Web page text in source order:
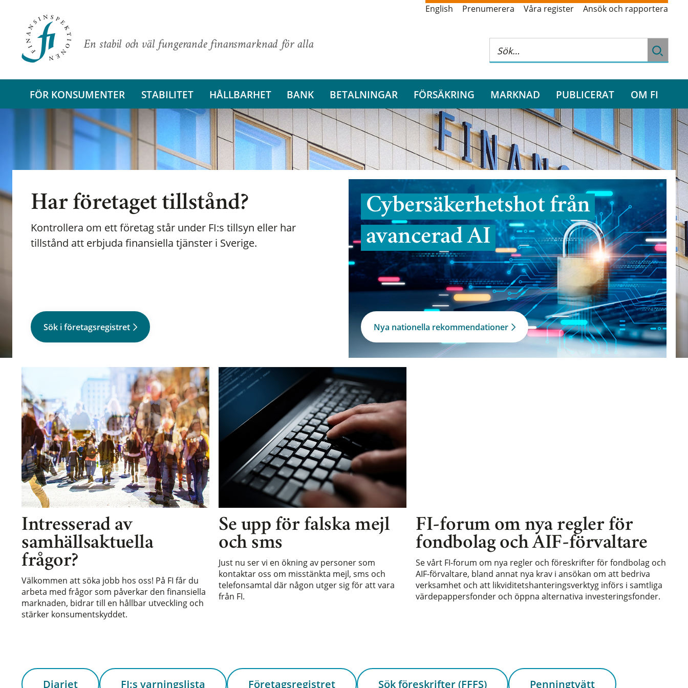
En stabil och väl fungerande finansmarknad för alla
English Prenumerera Våra register Ansök och rapportera
FÖR KONSUMENTER STABILITET HÅLLBARHET BANK BETALNINGAR FÖRSÄKRING MARKNAD PUBLICERAT OM FI
Har företaget tillstånd?
Kontrollera om ett företag står under FI:s tillsyn eller har
tillstånd att erbjuda finansiella tjänster i Sverige.
Sök i företagsregistret
Cybersäkerhetshot från
avancerad AI
Nya nationella rekommendationer
Intresserad av
samhällsaktuella
frågor?
Välkommen att söka jobb hos oss! På FI får du
arbeta med frågor som påverkar den finansiella
marknaden, bidrar till en hållbar utveckling och
stärker konsumentskyddet.
Se upp för falska mejl
och sms
Just nu ser vi en ökning av personer som
kontaktar oss om misstänkta mejl, sms och
telefonsamtal där någon utger sig för att vara
från FI.
FI-forum om nya regler för
fondbolag och AIF-förvaltare
Se vårt FI-forum om nya regler och föreskrifter för fondbolag och
AIF-förvaltare, bland annat nya krav i ansökan om att bedriva
verksamhet och att likviditetshanteringsverktyg införs i samtliga
värdepappersfonder och öppna alternativa investeringsfonder.
Diariet FI:s varningslista Företagsregistret Sök föreskrifter (FFFS) Penningtvätt